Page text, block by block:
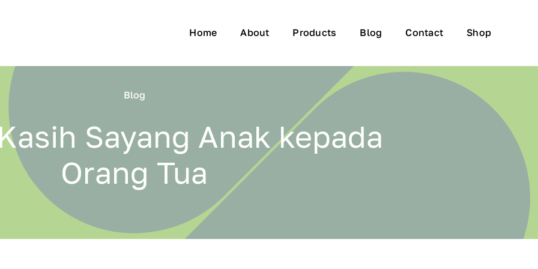
Home About Products Blog Contact Shop
Blog
Sayang Anak kepada
Orang Tua